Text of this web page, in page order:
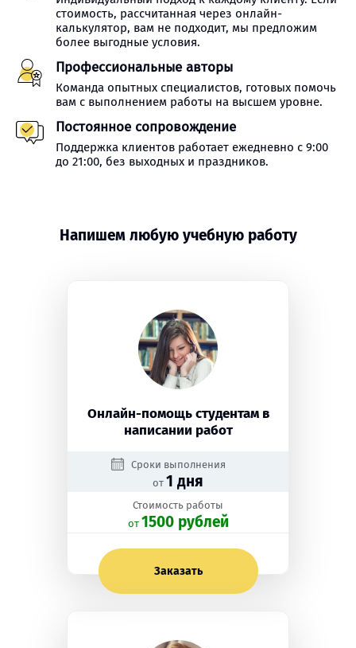
стоимость, рассчитанная через онлайн-
калькулятор, вам не подходит, мы предложим
более выгодные условия.
Профессиональные авторы
Команда опытных специалистов, готовых помочь
вам с выполнением работы на высшем уровне.
Постоянное сопровождение
Поддержка клиентов работает ежедневно с 9:00
до 21:00, без выходных и праздников.
Напишем любую учебную работу
Онлайн-помощь студентам в
написании работ
Сроки выполнения
от 1 дня
Стоимость работы
oт 1500 рублей
Заказать